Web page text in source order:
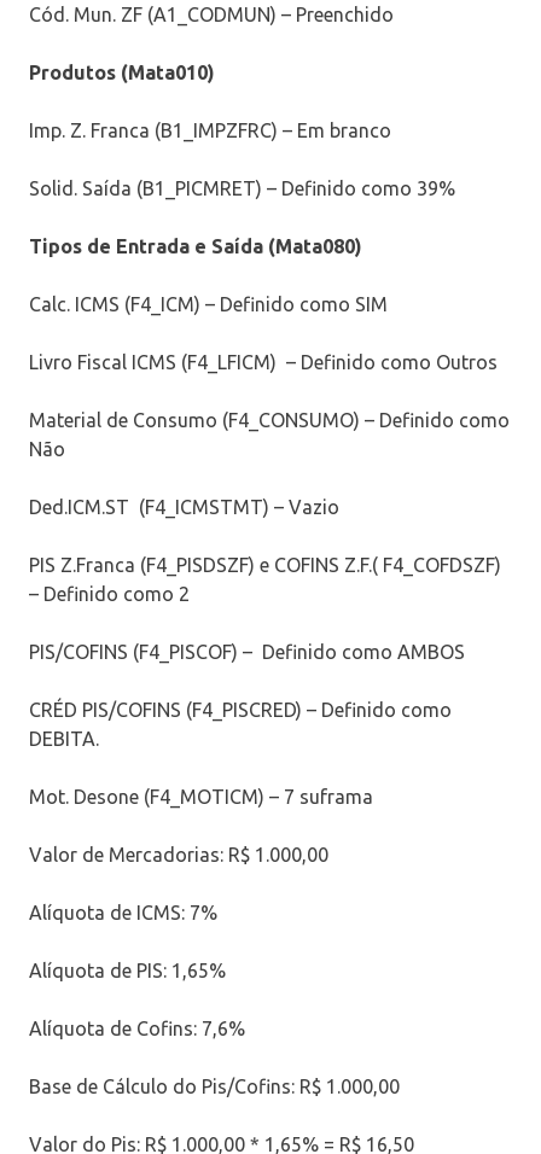
Cód. Mun. ZF (A1_CODMUN) – Preenchido
Produtos (Mata010)
Imp. Z. Franca (B1_IMPZFRC) – Em branco
Solid. Saída (B1_PICMRET) – Definido como 39%
Tipos de Entrada e Saída (Mata080)
Calc. ICMS (F4_ICM) – Definido como SIM
Livro Fiscal ICMS (F4_LFICM) – Definido como Outros
Material de Consumo (F4_CONSUMO) – Definido como
Não
Ded.ICM.ST (F4_ICMSTMT) – Vazio
PIS Z.Franca (F4_PISDSZF) e COFINS Z.F.( F4_COFDSZF)
– Definido como 2
PIS/COFINS (F4_PISCOF) – Definido como AMBOS
CRÉD PIS/COFINS (F4_PISCRED) – Definido como
DEBITA.
Mot. Desone (F4_MOTICM) – 7 suframa
Valor de Mercadorias: R$ 1.000,00
Alíquota de ICMS: 7%
Alíquota de PIS: 1,65%
Alíquota de Cofins: 7,6%
Base de Cálculo do Pis/Cofins: R$ 1.000,00
Valor do Pis: R$ 1.000,00 * 1,65% = R$ 16,50